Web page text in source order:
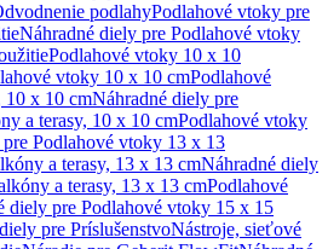
podlahyPodlahové vtoky pre
Náhradné diely pre Podlahové vtoky
Podlahové vtoky 10 x 10
vtoky 10 x 10 cmPodlahové
10 x 10 cmNáhradné diely pre
a terasy, 10 x 10 cmPodlahové vtoky
Podlahové vtoky 13 x 13
a terasy, 13 x 13 cmNáhradné diely
a terasy, 13 x 13 cmPodlahové
diely pre Podlahové vtoky 15 x 15
pre PríslušenstvoNástroje, sieťové